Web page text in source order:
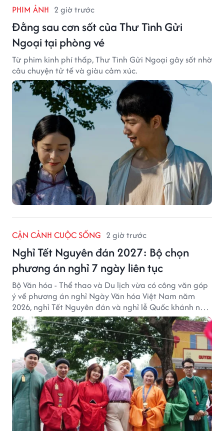
PHIM ẢNH 2 giờ trước
Đằng sau cơn sốt của Thư Tình Gửi
Ngoại tại phòng vé
Từ phim kinh phí thấp, Thư Tình Gửi Ngoại gây sốt nhờ
câu chuyện tử tế và giàu cảm xúc.
CẬN CẢNH CUỘC SỐNG 2 giờ trước
Nghỉ Tết Nguyên đán 2027: Bộ chọn
phương án nghỉ 7 ngày liên tục
Bộ Văn hóa - Thể thao và Du lịch vừa có công văn góp
ý về phương án nghỉ Ngày Văn hóa Việt Nam năm
2026, nghỉ Tết Nguyên đán và nghỉ lễ Quốc khánh năm
2027.